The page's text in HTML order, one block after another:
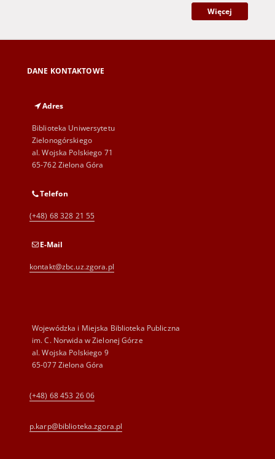
Więcej
DANE KONTAKTOWE
Adres
Biblioteka Uniwersytetu
Zielonogórskiego
al. Wojska Polskiego 71
65-762 Zielona Góra
Telefon
(+48) 68 328 21 55
E-Mail
kontakt@zbc.uz.zgora.pl
Wojewódzka i Miejska Biblioteka Publiczna
im. C. Norwida w Zielonej Górze
al. Wojska Polskiego 9
65-077 Zielona Góra
(+48) 68 453 26 06
p.karp@biblioteka.zgora.pl